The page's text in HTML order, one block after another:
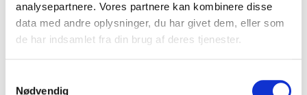
analysepartnere. Vores partnere kan kombinere disse
data med andre oplysninger, du har givet dem, eller som
de har indsamlet fra din brug af deres tjenester.
Nødvendig
Valby
60,00 kr.
Valby